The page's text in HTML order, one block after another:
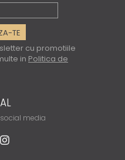
cu promotiile
in Politica de
media